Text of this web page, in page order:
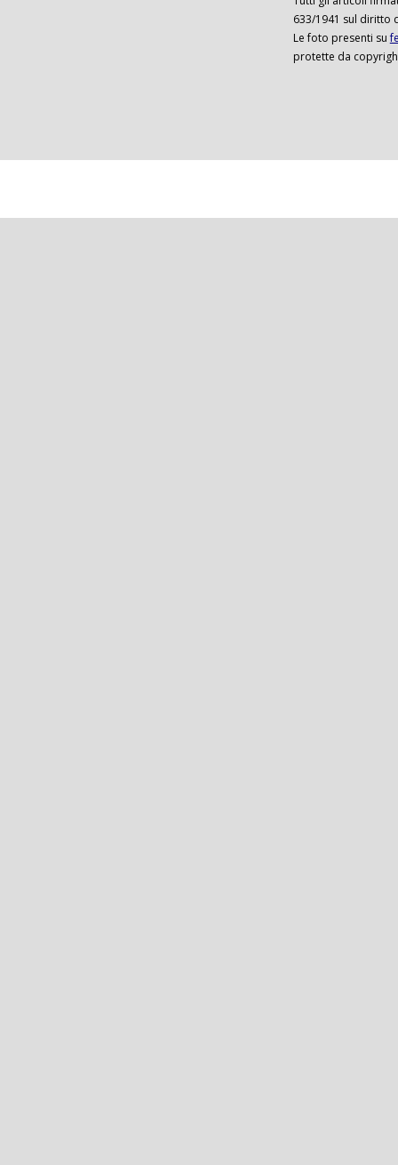
633/1941 sul diritto
Le foto presenti su
protette da